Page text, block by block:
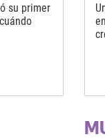
su primer